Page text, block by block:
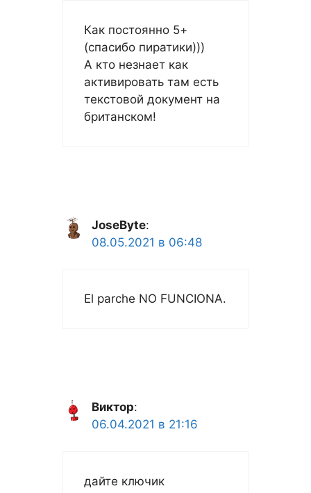
Как постоянно 5+
(спасибо пиратики)))
А кто незнает как
активировать там есть
текстовой документ на
британском!
JoseByte:
08.05.2021 в 06:48
El parche NO FUNCIONA.
Виктор:
06.04.2021 в 21:16
дайте ключик